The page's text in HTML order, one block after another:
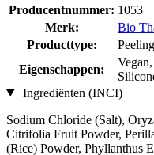
Producentnummer: 1053
Merk:
Bio
Producttype:
Eigenschappen:
Ingrediënten (INCI)
Sodium Chloride (Salt),
Citrifolia Fruit Powder,
(Rice) Powder, Phyllanthus